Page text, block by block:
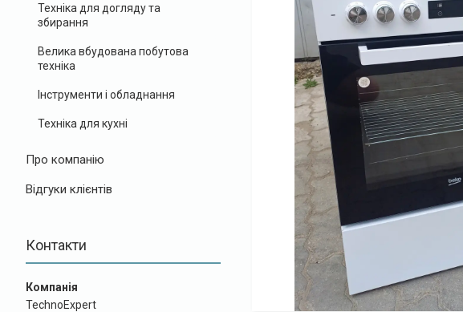
Техніка для догляду та
збирання
Велика вбудована побутова
техніка
Інструменти і обладнання
Техніка для кухні
Про компанію
Відгуки клієнтів
Контакти
TechnoExpert